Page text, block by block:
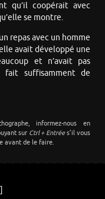
qu’il coopérait avec
se montre.
repas avec un homme
avait développé une
et n’avait pas
fait suffisamment de
informez-nous en
sur Ctrl + Entrées’il vous
avant de le faire.
]